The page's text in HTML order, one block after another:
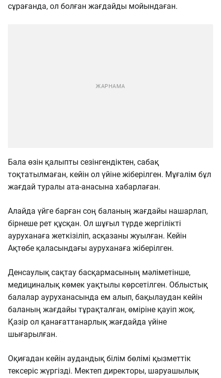
сұрағанда, ол болған жағдайды мойындаған.
Бала өзін қалыпты сезінгендіктен, сабақ
тоқтатылмаған, кейін ол үйіне жіберілген. Мұғалім бұл
жағдай туралы ата-анасына хабарлаған.
Алайда үйге барған соң баланың жағдайы нашарлап,
бірнеше рет құсқан. Ол шұғыл түрде жергілікті
ауруханаға жеткізіліп, асқазаны жуылған. Кейін
Ақтөбе қаласындағы ауруханаға жіберілген.
Денсаулық сақтау басқармасының мәліметінше,
медициналық көмек уақтылы көрсетілген. Облыстық
балалар ауруханасында ем алып, бақылаудан кейін
баланың жағдайы тұрақталған, өміріне қауіп жоқ.
Қазір ол қанағаттанарлық жағдайда үйіне
шығарылған.
Оқиғадан кейін аудандық білім бөлімі қызметтік
тексеріс жүргізді. Мектеп директоры, шаруашылық